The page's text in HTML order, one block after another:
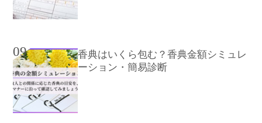
09
香典はいくら包む？香典金額シミュレ
ーション・簡易診断